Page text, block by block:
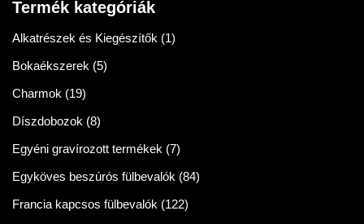
Termék kategóriák
Alkatrészek és Kiegészítők (1)
Bokaékszerek (5)
Charmok (19)
Díszdobozok (8)
Egyéni gravírozott termékek (7)
Egyköves beszúrós fülbevalók (84)
Francia kapcsos fülbevalók (122)